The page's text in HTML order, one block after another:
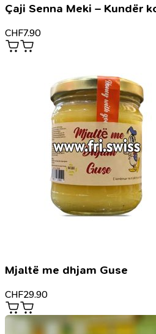
Çaji Senna Meki – Kundër
CHF7.90
Mjaltë me dhjam Guse
CHF29.90